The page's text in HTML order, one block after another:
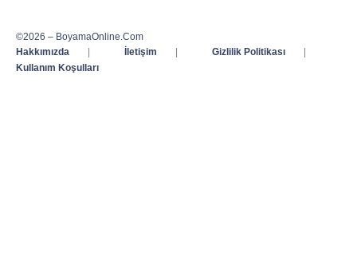
©2026 – BoyamaOnline.Com
Hakkımızda
| İletişim | Gizlilik Politikası
|
Kullanım Koşulları